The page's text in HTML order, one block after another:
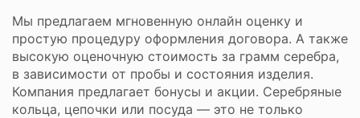
Мы предлагаем мгновенную онлайн оценку и
простую процедуру оформления договора. А также
высокую оценочную стоимость за грамм серебра,
в зависимости от пробы и состояния изделия.
Компания предлагает бонусы и акции. Серебряные
кольца, цепочки или посуда — это не только